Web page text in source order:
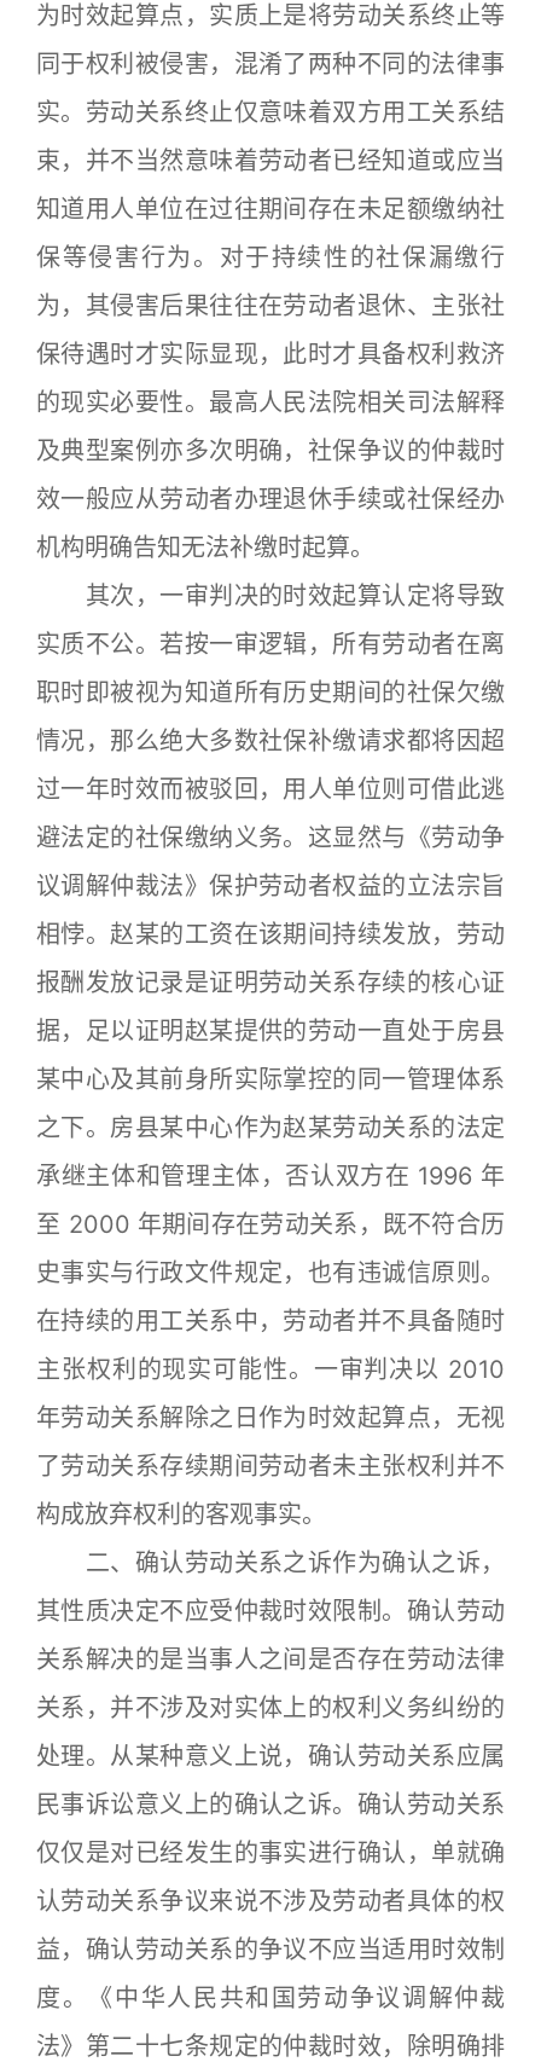
为时效起算点，实质上是将劳动关系终止等
同于权利被侵害，混淆了两种不同的法律事
实。劳动关系终止仅意味着双方用工关系结
束，并不当然意味着劳动者已经知道或应当
知道用人单位在过往期间存在未足额缴纳社
保等侵害行为。对于持续性的社保漏缴行
为，其侵害后果往往在劳动者退休、主张社
保待遇时才实际显现，此时才具备权利救济
的现实必要性。最高人民法院相关司法解释
及典型案例亦多次明确，社保争议的仲裁时
效一般应从劳动者办理退休手续或社保经办
机构明确告知无法补缴时起算。
其次，一审判决的时效起算认定将导致
实质不公。若按一审逻辑，所有劳动者在离
职时即被视为知道所有历史期间的社保欠缴
情况，那么绝大多数社保补缴请求都将因超
过一年时效而被驳回，用人单位则可借此逃
避法定的社保缴纳义务。这显然与《劳动争
议调解仲裁法》保护劳动者权益的立法宗旨
相悖。赵某的工资在该期间持续发放，劳动
报酬发放记录是证明劳动关系存续的核心证
据，足以证明赵某提供的劳动一直处于房县
某中心及其前身所实际掌控的同一管理体系
之下。房县某中心作为赵某劳动关系的法定
承继主体和管理主体，否认双方在 1996 年
至 2000 年期间存在劳动关系，既不符合历
史事实与行政文件规定，也有违诚信原则。
在持续的用工关系中，劳动者并不具备随时
主张权利的现实可能性。一审判决以 2010
年劳动关系解除之日作为时效起算点，无视
了劳动关系存续期间劳动者未主张权利并不
构成放弃权利的客观事实。
二、确认劳动关系之诉作为确认之诉，
其性质决定不应受仲裁时效限制。确认劳动
关系解决的是当事人之间是否存在劳动法律
关系，并不涉及对实体上的权利义务纠纷的
处理。从某种意义上说，确认劳动关系应属
民事诉讼意义上的确认之诉。确认劳动关系
仅仅是对已经发生的事实进行确认，单就确
认劳动关系争议来说不涉及劳动者具体的权
益，确认劳动关系的争议不应当适用时效制
度。《中华人民共和国劳动争议调解仲裁
法》第二十七条规定的仲裁时效，除明确排